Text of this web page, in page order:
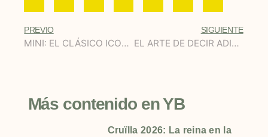
PREVIO
MINI: EL CLÁSICO ICONO REINVENTADO
SIGUIENTE
EL ARTE DE DECIR ADIÓS
Más contenido en YB
Cruïlla 2026: La reina en la